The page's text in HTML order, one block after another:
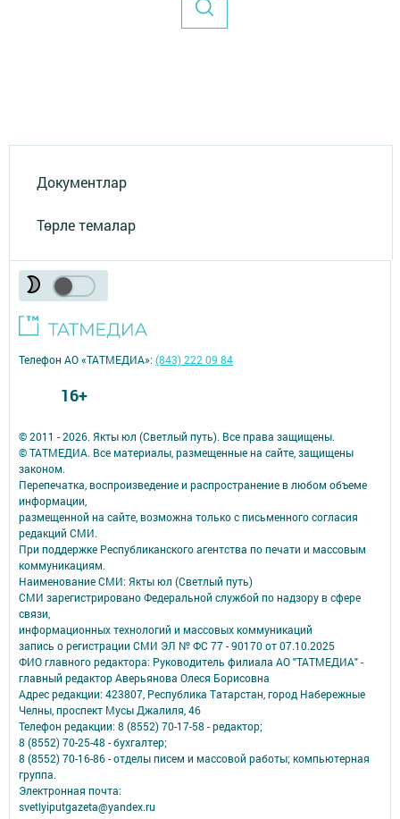
Документлар
Төрле темалар
© 2011 - 2026. Якты юл (Светлый путь). Все права защищены.
© ТАТМЕДИА. Все материалы, размещенные на сайте, защищены
законом.
Перепечатка, воспроизведение и распространение в любом объеме
информации,
размещенной на сайте, возможна только с письменного согласия
редакций СМИ.
При поддержке Республиканского агентства по печати и массовым
коммуникациям.
Наименование СМИ: Якты юл (Светлый путь)
СМИ зарегистрировано Федеральной службой по надзору в сфере
связи,
информационных технологий и массовых коммуникаций
запись о регистрации СМИ ЭЛ № ФС 77 - 90170 от 07.10.2025
ФИО главного редактора: Руководитель филиала АО "ТАТМЕДИА" -
главный редактор Аверьянова Олеся Борисовна
Адрес редакции: 423807, Республика Татарстан, город Набережные
Челны, проспект Мусы Джалиля, 46
Телефон редакции: 8 (8552) 70-17-58 - редактор;
8 (8552) 70-25-48 - бухгалтер;
8 (8552) 70-16-86 - отделы писем и массовой работы; компьютерная
группа.
Электронная почта:
svetlyiputgazeta@yandex.ru
Телефон АО «ТАТМЕДИА»:(843) 222 09 84
16+